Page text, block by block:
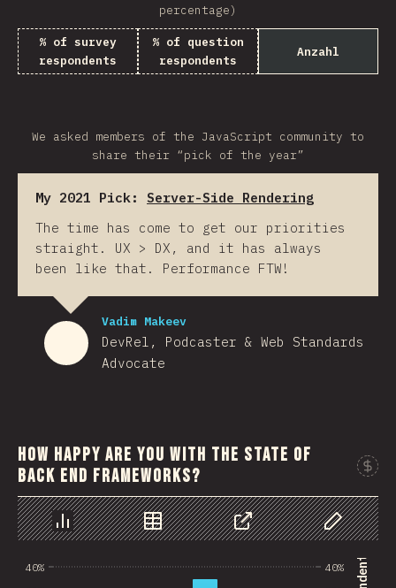
percentage)
% of survey
respondents
% of question
respondents
Anzahl
We asked members of the JavaScript community to
share their “pick of the year”
My 2021 Pick: Server-Side Rendering
The time has come to get our priorities
straight. UX > DX, and it has always
been like that. Performance FTW!
Vadim Makeev
DevRel, Podcaster & Web Standards
Advocate
How happy are you with the state of
back end frameworks?
Chart Data Share Customize
40%
40%